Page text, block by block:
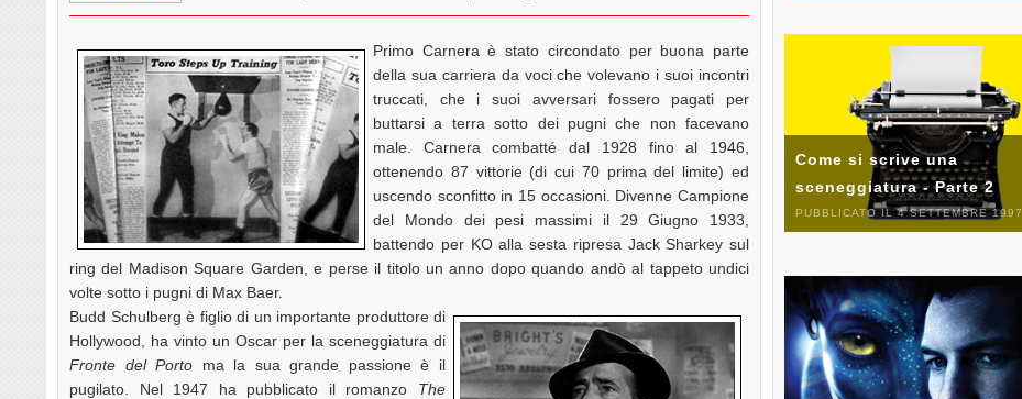
Primo Carnera è stato circondato per buona parte
della sua carriera da voci che volevano i suoi incontri
truccati, che i suoi avversari fossero pagati per
buttarsi a terra sotto dei pugni che non facevano
male. Carnera combatté dal 1928 fino al 1946,
ottenendo 87 vittorie (di cui 70 prima del limite) ed
uscendo sconfitto in 15 occasioni. Divenne Campione
del Mondo dei pesi massimi il 29 Giugno 1933,
battendo per KO alla sesta ripresa Jack Sharkey sul
ring del Madison Square Garden, e perse il titolo un anno dopo quando andò al tappeto undici
volte sotto i pugni di Max Baer.
Budd Schulberg è figlio di un importante produttore di
Hollywood, ha vinto un Oscar per la sceneggiatura di
Fronte del Porto ma la sua grande passione è il
pugilato. Nel 1947 ha pubblicato il romanzo The
Come si scrive una
sceneggiatura - Parte 2
PUBBLICATO IL 4 SETTEMBRE 1997